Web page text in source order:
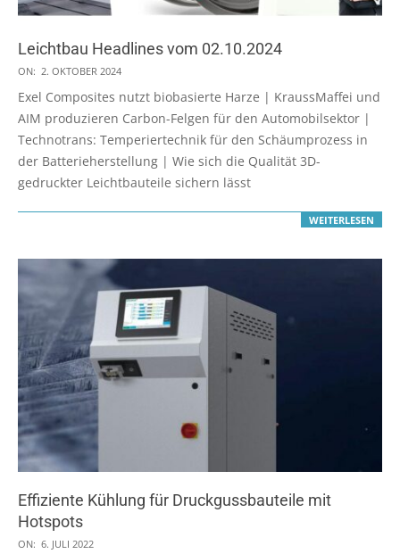
Leichtbau Headlines vom 02.10.2024
2024-
10-
02
ON: 2. OKTOBER 2024
Exel Composites nutzt biobasierte Harze | KraussMaffei und
AIM produzieren Carbon-Felgen für den Automobilsektor |
Technotrans: Temperiertechnik für den Schäumprozess in
der Batterieherstellung | Wie sich die Qualität 3D-
gedruckter Leichtbauteile sichern lässt
WEITERLESEN
Effiziente Kühlung für Druckgussbauteile mit
Hotspots
2022-
ON: 6. JULI 2022